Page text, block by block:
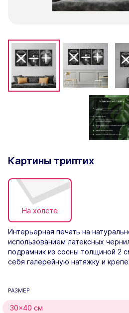
Картины триптих
На холсте
Интерьерная печать на
использованием латексных
подрамник из сосны толщиной 2
себя галерейную натяжку и
РАЗМЕР
30×40 см